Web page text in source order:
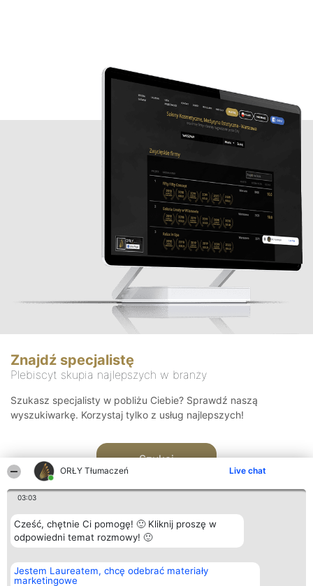
ORŁY Tłumaczeń Live chat
03:03
Cześć, chętnie Ci pomogę! 🙂 Kliknij proszę w
odpowiedni temat rozmowy! 🙂
Jestem Laureatem, chcę odebrać materiały
marketingowe
Znajdź specjalistę
Plebiscyt skupia najlepszych w branży
Szukasz specjalisty w pobliżu Ciebie? Sprawdź naszą
wyszukiwarkę. Korzystaj tylko z usług najlepszych!
Szukaj
Organizator plebiscytu
Bright Side Solutions sp. z o.
o. sp. k.
Plebiscyt
Laureaci
Kontakt
Kontakt